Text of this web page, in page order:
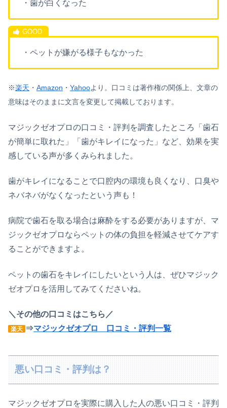
・歯が白くなった
・ペットが嫌がる様子もなかった
※楽天 ・ Amazon ・ Yahooより。 口コミは著作権の関係上、文章の
意味はそのままに文言を変更して掲載しております。
マジックゼオプロの口コミ・評判を調査したところ「歯石
が簡単に取れた」「歯がキレイになった」など、効果を実
感している声が多くみられました。
歯がキレイになることで口腔内の環境も良くなり、口臭や
ネバネバがなくなったという声も！
病院で歯石を取る場合は麻酔をする必要がありますが、マ
ジックゼオプロならペットの体の負担を軽減させてケアす
ることができますよ。
ペットの歯石をキレイにしたいという人は、ぜひマジック
ゼオプロを活用してみてくださいね。
＼その他の口コミはこちら／
楽天 ⇒マジックゼオプロ 口コミ・評判一覧
悪い口コミ・評判は？
マジックゼオプロを実際に購入した人の悪い口コミ・評判